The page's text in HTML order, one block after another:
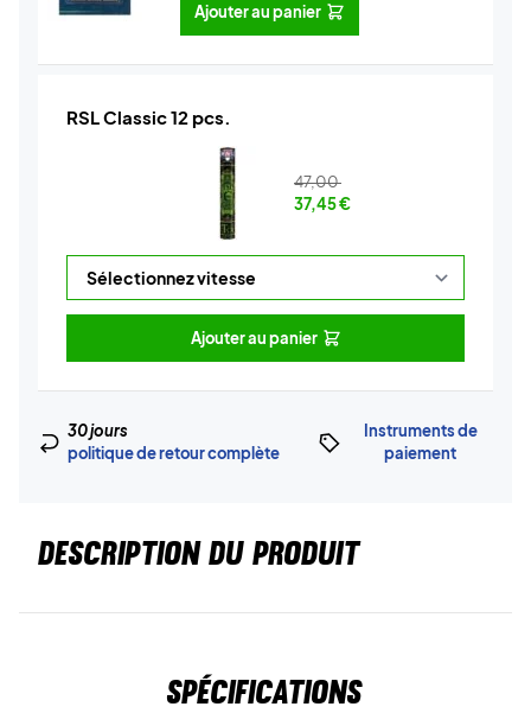
Ajouter au panier
RSL Classic 12 pcs.
47,00
37,45€
Ajouter au panier
30 jours
politique de retour complète
Instruments de
paiement
DESCRIPTION DU PRODUIT
Spécifications